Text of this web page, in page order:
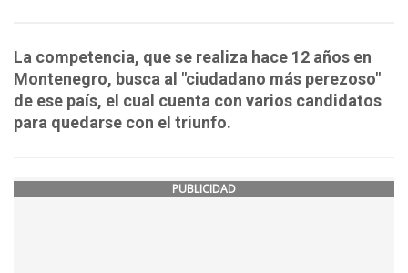
La competencia, que se realiza hace 12 años en
Montenegro, busca al "ciudadano más perezoso"
de ese país, el cual cuenta con varios candidatos
para quedarse con el triunfo.
PUBLICIDAD